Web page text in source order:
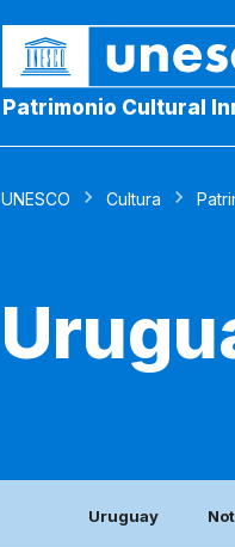
Patrimonio Cultural
UNESCO Cultura
Uruguay